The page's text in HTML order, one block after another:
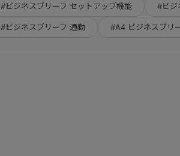
#ビジネスブリーフ セットアップ機能 #ビジ
#ビジネスブリーフ 通勤 #A4 ビジネスブリ